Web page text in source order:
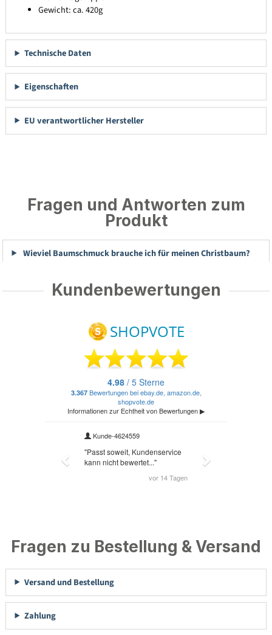
Gewicht: ca. 420g
Technische Daten
Eigenschaften
EU verantwortlicher Hersteller
Fragen und Antworten zum
Produkt
Wieviel Baumschmuck brauche ich für meinen Christbaum?
Kundenbewertungen
Fragen zu Bestellung & Versand
Versand und Bestellung
Zahlung